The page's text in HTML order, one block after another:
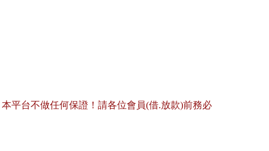
平台不做任何保證！請各位會員(借.放款)前務必